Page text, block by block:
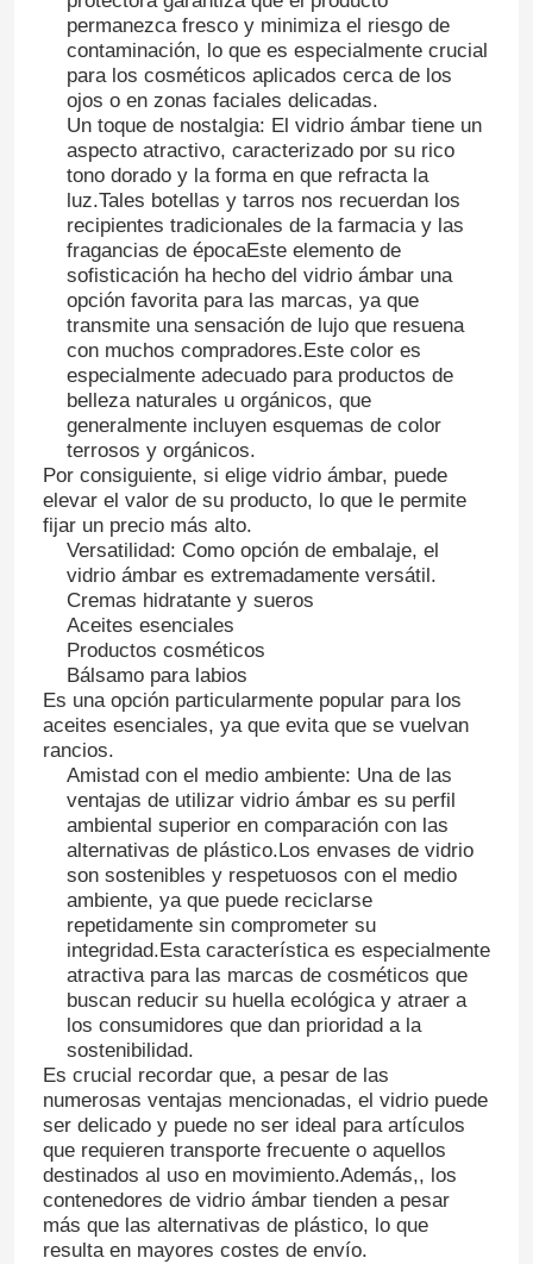
Inicio
Productos
Sobre nosotros
Visita a la fábrica
Control de Calidad
Contacto
Solicitar una cotización
Botellas de vidrio
tarros de cristal
Tazas de vidrio
Capa de botella del frasco
Artículos de vidrio para el hogar
permanezca fresco y minimiza el riesgo de
contaminación, lo que es especialmente crucial
para los cosméticos aplicados cerca de los
ojos o en zonas faciales delicadas.
Un toque de nostalgia: El vidrio ámbar tiene un
aspecto atractivo, caracterizado por su rico
tono dorado y la forma en que refracta la
luz.Tales botellas y tarros nos recuerdan los
recipientes tradicionales de la farmacia y las
fragancias de épocaEste elemento de
sofisticación ha hecho del vidrio ámbar una
opción favorita para las marcas, ya que
transmite una sensación de lujo que resuena
con muchos compradores.Este color es
especialmente adecuado para productos de
belleza naturales u orgánicos, que
generalmente incluyen esquemas de color
terrosos y orgánicos.
Por consiguiente, si elige vidrio ámbar, puede
elevar el valor de su producto, lo que le permite
fijar un precio más alto.
Versatilidad: Como opción de embalaje, el
vidrio ámbar es extremadamente versátil.
Cremas hidratante y sueros
Aceites esenciales
Productos cosméticos
Bálsamo para labios
Es una opción particularmente popular para los
aceites esenciales, ya que evita que se vuelvan
rancios.
Amistad con el medio ambiente: Una de las
ventajas de utilizar vidrio ámbar es su perfil
ambiental superior en comparación con las
alternativas de plástico.Los envases de vidrio
son sostenibles y respetuosos con el medio
ambiente, ya que puede reciclarse
repetidamente sin comprometer su
integridad.Esta característica es especialmente
atractiva para las marcas de cosméticos que
buscan reducir su huella ecológica y atraer a
los consumidores que dan prioridad a la
sostenibilidad.
Es crucial recordar que, a pesar de las
numerosas ventajas mencionadas, el vidrio puede
ser delicado y puede no ser ideal para artículos
que requieren transporte frecuente o aquellos
destinados al uso en movimiento.Además,, los
contenedores de vidrio ámbar tienden a pesar
más que las alternativas de plástico, lo que
resulta en mayores costes de envío.